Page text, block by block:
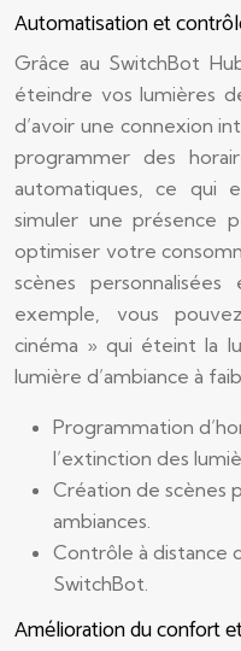
Automatisation et
Grâce au SwitchBot
éteindre vos lumières
d’avoir une connexion
programmer des
automatiques, ce qui
simuler une présence
optimiser votre
scènes
exemple, vous
cinéma » qui éteint la
lumière d’ambiance à
Programmation
l’extinction des
Création de scènes
ambiances.
Contrôle à distance
SwitchBot.
Amélioration du confort